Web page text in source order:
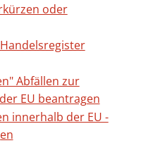
oder
Abfällen zur
EU beantragen
innerhalb der EU -